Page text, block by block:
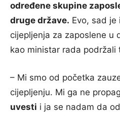
određene skupine
druge države. Evo, sad je
cijepljenja za zaposlene u
kao ministar rada podržali
– Mi smo od početka
cijepljenju. Mi ga ne
uvesti i ja se nadam da